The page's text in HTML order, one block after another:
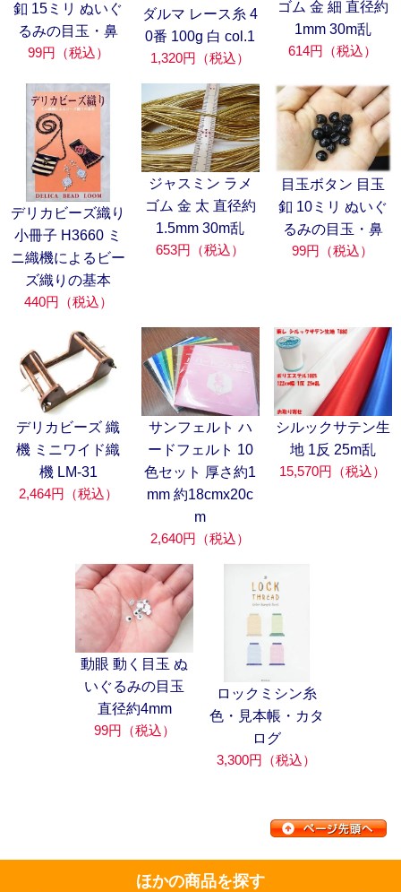
釦 15ミリ ぬいぐ
るみの目玉・鼻
99円（税込）
ダルマ レース糸 4
0番 100g 白 col.1
1,320円（税込）
ゴム 金 細 直径約
1mm 30m乱
614円（税込）
デリカビーズ織り
小冊子 H3660 ミ
ニ織機によるビー
ズ織りの基本
440円（税込）
ジャスミン ラメ
ゴム 金 太 直径約
1.5mm 30m乱
653円（税込）
目玉ボタン 目玉
釦 10ミリ ぬいぐ
るみの目玉・鼻
99円（税込）
デリカビーズ 織
機 ミニワイド織
機 LM-31
2,464円（税込）
サンフェルト ハ
ードフェルト 10
色セット 厚さ約1
mm 約18cmx20c
m
2,640円（税込）
シルックサテン生
地 1反 25m乱
15,570円（税込）
動眼 動く目玉 ぬ
いぐるみの目玉
直径約4mm
99円（税込）
ロックミシン糸
色・見本帳・カタ
ログ
3,300円（税込）
ほかの商品を探す